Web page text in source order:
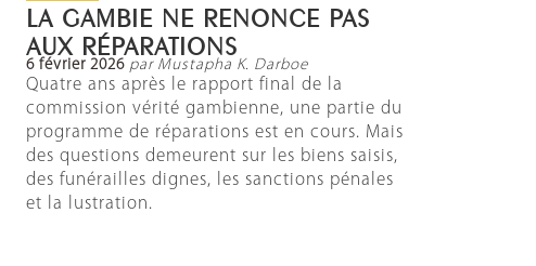
LA GAMBIE NE RENONCE PAS
AUX RÉPARATIONS
6 février 2026 par Mustapha K. Darboe
Quatre ans après le rapport final de la
commission vérité gambienne, une partie du
programme de réparations est en cours. Mais
des questions demeurent sur les biens saisis,
des funérailles dignes, les sanctions pénales
et la lustration.